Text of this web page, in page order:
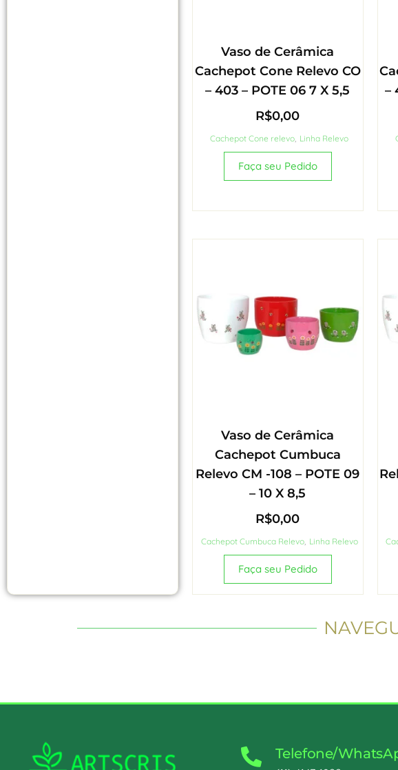
Vaso de Cerâmica
Cachepot Cone Relevo CO
– 403 – POTE 06 7 X 5,5
R$0,00
Cachepot Cone relevo Linha Relevo
Faça seu Pedido
–
Vaso de Cerâmica
Cachepot Cumbuca
Relevo CM -108 – POTE 09
– 10 X 8,5
R$0,00
Cachepot Cumbuca Relevo, Linha Relevo
Faça seu Pedido
Telefone/